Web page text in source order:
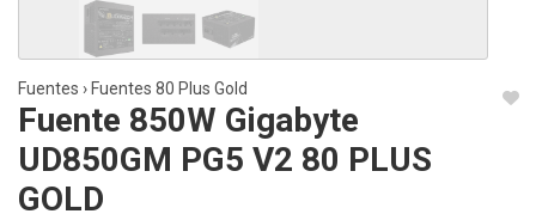
Fuentes › Fuentes 80 Plus Gold
Fuente 850W Gigabyte
UD850GM PG5 V2 80 PLUS
GOLD